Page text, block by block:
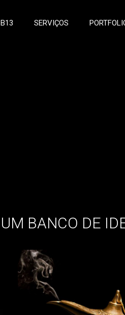
B13 SERVIÇOS
UM BANCO DE